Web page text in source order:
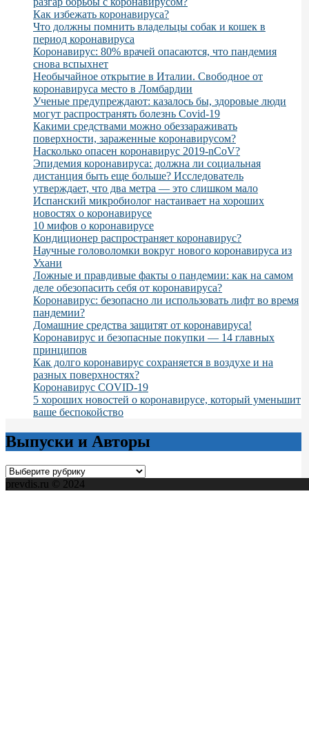
Как избежать коронавируса?
Что должны помнить владельцы собак и кошек в
период коронавируса
Коронавирус: 80% врачей опасаются, что пандемия
снова вспыхнет
Необычайное открытие в Италии. Свободное от
коронавируса место в Ломбардии
Ученые предупреждают: казалось бы, здоровые люди
могут распространять болезнь Covid-19
Какими средствами можно обеззараживать
поверхности, зараженные коронавирусом?
Насколько опасен коронавирус 2019-nCoV?
Эпидемия коронавируса: должна ли социальная
дистанция быть еще больше? Исследователь
утверждает, что два метра — это слишком мало
Испанский микробиолог настаивает на хороших
новостях о коронавирусе
10 мифов о коронавирусе
Кондиционер распространяет коронавирус?
Научные головоломки вокруг нового коронавируса из
Ухани
Ложные и правдивые факты о пандемии: как на самом
деле обезопасить себя от коронавируса?
Коронавирус: безопасно ли использовать лифт во время
пандемии?
Домашние средства защитят от коронавируса!
Коронавирус и безопасные покупки — 14 главных
принципов
Как долго коронавирус сохраняется в воздухе и на
разных поверхностях?
Коронавирус COVID-19
5 хороших новостей о коронавирусе, который уменьшит
ваше беспокойство
Выпуски и Авторы
Выпуски
и
prevdis.ru © 2024